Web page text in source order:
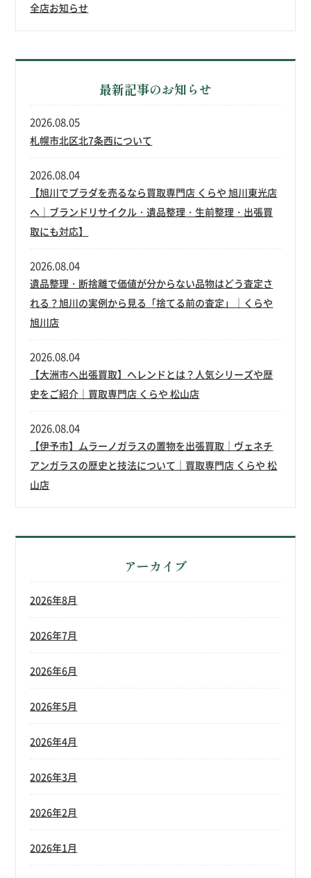
全店お知らせ
最新記事のお知らせ
札幌市北区北7条西について
2026.08.05
【旭川でプラダを売るなら買取専門店 くらや 旭川東光店
へ｜ブランドリサイクル・遺品整理・生前整理・出張買
取にも対応】
2026.08.04
遺品整理・断捨離で価値が分からない品物はどう査定さ
れる？旭川の実例から見る「捨てる前の査定」｜くらや
旭川店
2026.08.04
【大洲市へ出張買取】ヘレンドとは？人気シリーズや歴
史をご紹介｜買取専門店 くらや 松山店
2026.08.04
【伊予市】ムラーノガラスの置物を出張買取｜ヴェネチ
アンガラスの歴史と技法について｜買取専門店 くらや 松
山店
2026.08.04
アーカイブ
2026年8月
2026年7月
2026年6月
2026年5月
2026年4月
2026年3月
2026年2月
2026年1月